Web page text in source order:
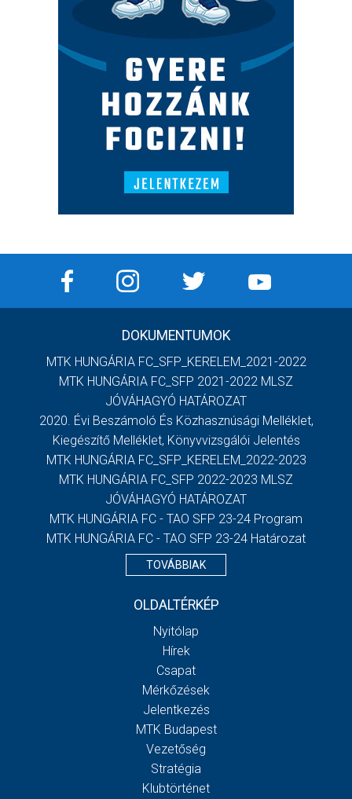
DOKUMENTUMOK
MTK HUNGÁRIA FC_SFP_KERELEM_2021-2022
MTK HUNGÁRIA FC_SFP 2021-2022 MLSZ
JÓVÁHAGYÓ HATÁROZAT
2020. Évi Beszámoló És Közhasznúsági Melléklet,
Kiegészítő Melléklet, Könyvvizsgálói Jelentés
MTK HUNGÁRIA FC_SFP_KERELEM_2022-2023
MTK HUNGÁRIA FC_SFP 2022-2023 MLSZ
JÓVÁHAGYÓ HATÁROZAT
MTK HUNGÁRIA FC - TAO SFP 23-24 Program
MTK HUNGÁRIA FC - TAO SFP 23-24 Határozat
TOVÁBBIAK
OLDALTÉRKÉP
Nyitólap
Hírek
Csapat
Mérkőzések
Jelentkezés
MTK Budapest
Vezetőség
Stratégia
Klubtörténet